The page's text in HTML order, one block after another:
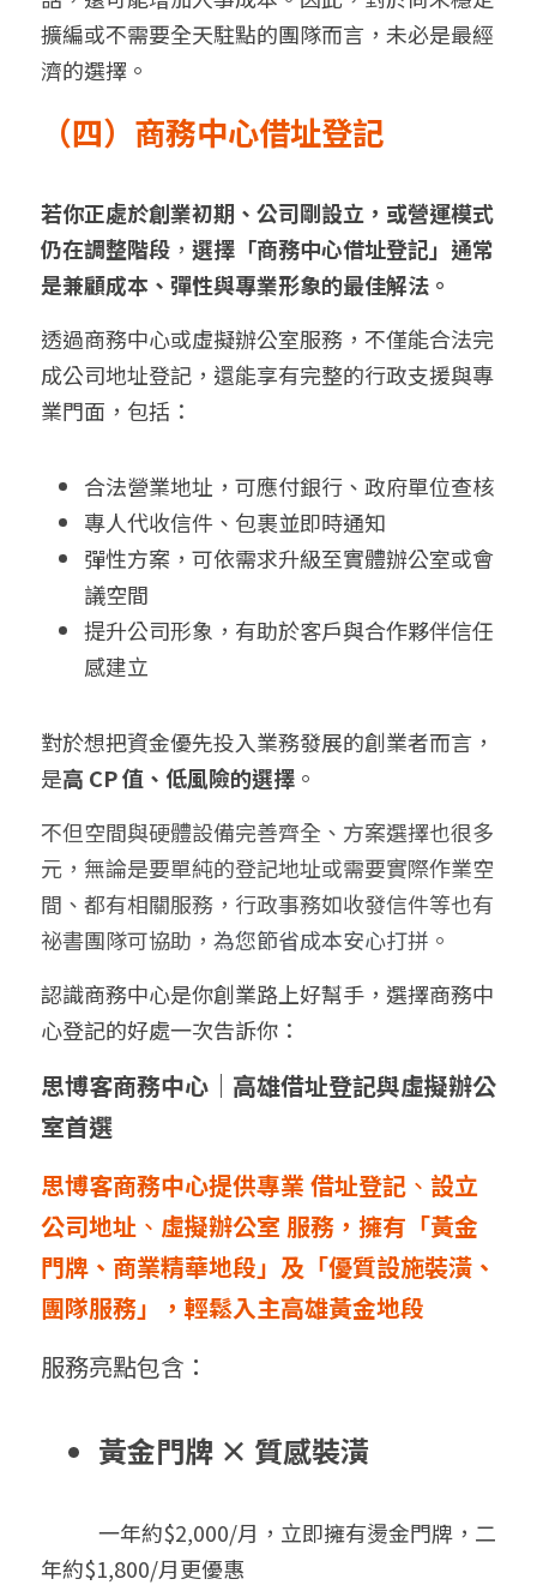
擴編或不需要全天駐點的團隊而言，未必是最經
濟的選擇。
（四）商務中心借址登記
若你正處於創業初期、公司剛設立，或營運模式
仍在調整階段 ， 選擇「商務中心借址登記」通常
是兼顧成本、彈性與專業形象的最佳解法。
透過商務中心或虛擬辦公室服務，不僅能合法完
成公司地址登記，還能享有完整的行政支援與專
業門面，包括：
合法營業地址，可應付銀行、政府單位查核
專人代收信件、包裹並即時通知
彈性方案，可依需求升級至實體辦公室或會
議空間
提升公司形象，有助於客戶與合作夥伴信任
感建立
對於想把資金優先投入業務發展的創業者而言，
是高 CP 值、低風險的選擇 。
不但空間與硬體設備完善齊全、方案選擇也很多
元，無論是要單純的登記地址或需要實際作業空
間、都有相關服務，行政事務如收發信件等也有
祕書團隊可協助， 為您節省成本安心打拼 。
認識商務中心是你創業路上好幫手，選擇商務中
心登記的好處一次告訴你：
思博客商務中心｜高雄借址登記與虛擬辦公
室首選
思博客商務中心提供專業 借址登記 、 設立
公司地址 、 虛擬辦公室 服務，擁有「黃金
門牌、商業精華地段」及「優質設施裝潢、
團隊服務」，輕鬆入主高雄黃金地段
服務亮點包含：
黃金門牌 × 質感裝潢
            一年約$2,000/月，立即擁有燙金門牌
， 二
年約$1,800/月更優惠